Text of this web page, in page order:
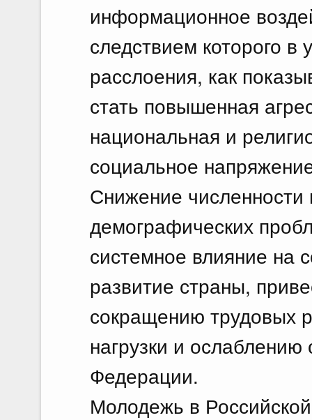
информационное
следствием которого в
расслоения, как
стать повышенная
национальная и
социальное
Снижение
демографических
системное влияние на
развитие страны,
сокращению трудовых
нагрузки и
Федерации.
Молодежь в